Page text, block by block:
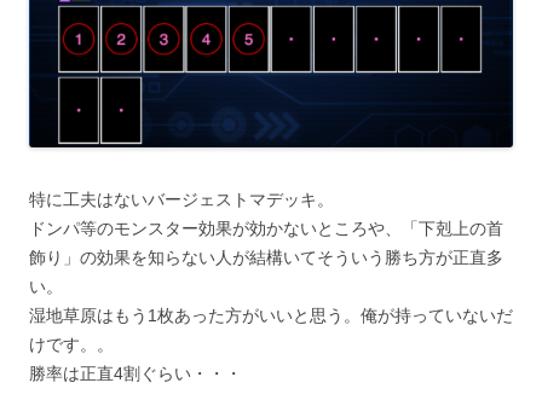
特に工夫はないバージェストマデッキ。
ドンパ等のモンスター効果が効かないところや、「下剋上の首
飾り」の効果を知らない人が結構いてそういう勝ち方が正直多
い。
湿地草原はもう1枚あった方がいいと思う。俺が持っていないだ
けです。。
勝率は正直4割ぐらい・・・